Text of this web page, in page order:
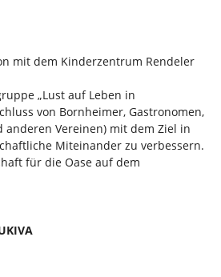
mit dem Kinderzentrum Rendeler
„Lust auf Leben in
von Bornheimer, Gastronomen,
Vereinen) mit dem Ziel in
Miteinander zu verbessern.
für die Oase auf dem